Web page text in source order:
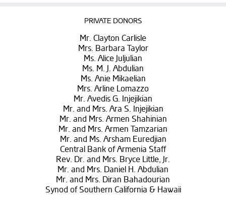
PRIVATE DONORS
Mr. Clayton Carlisle
Mrs. Barbara Taylor
Ms. Alice Juljulian
Ms. M. J. Abdulian
Ms. Anie Mikaelian
Mrs. Arline Lomazzo
Mr. Avedis G. Injejikian
Mr. and Mrs. Ara S. Injejikian
Mr. and Mrs. Armen Shahinian
Mr. and Mrs. Armen Tamzarian
Mr. and Ms. Arsham Euredjian
Central Bank of Armenia Staff
Rev. Dr. and Mrs. Bryce Little, Jr.
Mr. and Mrs. Daniel H. Abdulian
Mr. and Mrs. Diran Bahadourian
Synod of Southern California & Hawaii